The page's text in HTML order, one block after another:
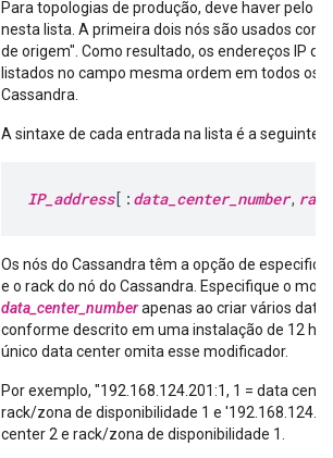
Para topologias de produção, deve haver pelo
nesta lista. A primeira dois nós são usados
de origem". Como resultado, os endereços IP
listados no campo mesma ordem em todos os
Cassandra.
A sintaxe de cada entrada na lista é a seguinte:
IP_address[: data_center_number,
Os nós do Cassandra têm a opção de
e o rack do nó do Cassandra. Especifique o
data_center_numberapenas ao criar vários data
conforme descrito em uma instalação de 12
único data center omita esse modificador.
Por exemplo, "192.168.124.201:1, 1 = data
rack/zona de disponibilidade 1 e
center 2 e rack/zona de disponibilidade 1.